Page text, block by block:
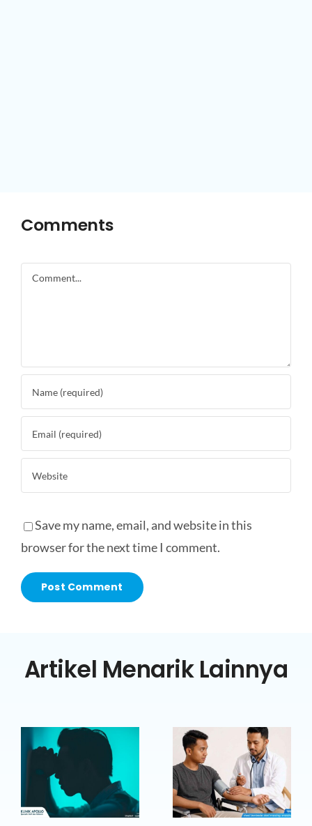
Comments
Comment
Save my name, email, and website in this
browser for the next time I comment.
Artikel Menarik Lainnya